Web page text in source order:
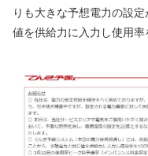
りも大きな予想電力の設
値を供給力に入力し使用率